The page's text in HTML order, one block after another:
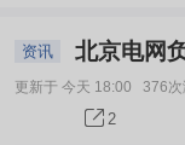
资讯 北京电网
更新于 今天 18:00 376次
2